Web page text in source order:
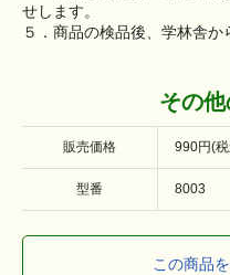
せします。
５．商品の検品後、学林舎か
その
販売価格 990円(
型番 8003
この商品